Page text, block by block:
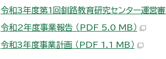
令和3年度第1回釧路教育研究センター運営
令和2年度事業報告 （PDF 5.0 MB）
令和3年度事業計画 （PDF 1.1 MB）